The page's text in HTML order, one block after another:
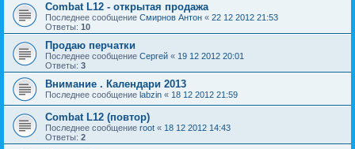
Combat L12 - открытая продажа
Последнее сообщение Смирнов Антон « 22 12 2012 21:53
Ответы: 10
Продаю перчатки
Последнее сообщение Сергей « 19 12 2012 20:01
Ответы: 3
Внимание . Календари 2013
Последнее сообщение labzin « 18 12 2012 21:59
Combat L12 (повтор)
Последнее сообщение root « 18 12 2012 14:43
Ответы: 2